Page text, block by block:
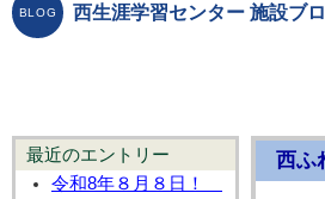
西生涯学習センター 施設ブ
最近のエントリー
令和8年８月８日！
西